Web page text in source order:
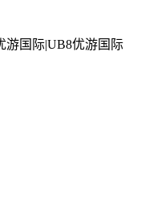
游国际|UB8优游国际